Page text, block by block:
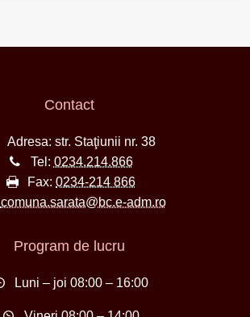
Contact
Adresa: str. Staţiunii nr. 38
Tel: 0234.214.866
Fax: 0234-214 866
comuna.sarata@bc.e-adm.ro
Program de lucru
Luni – joi 08:00 – 16:00